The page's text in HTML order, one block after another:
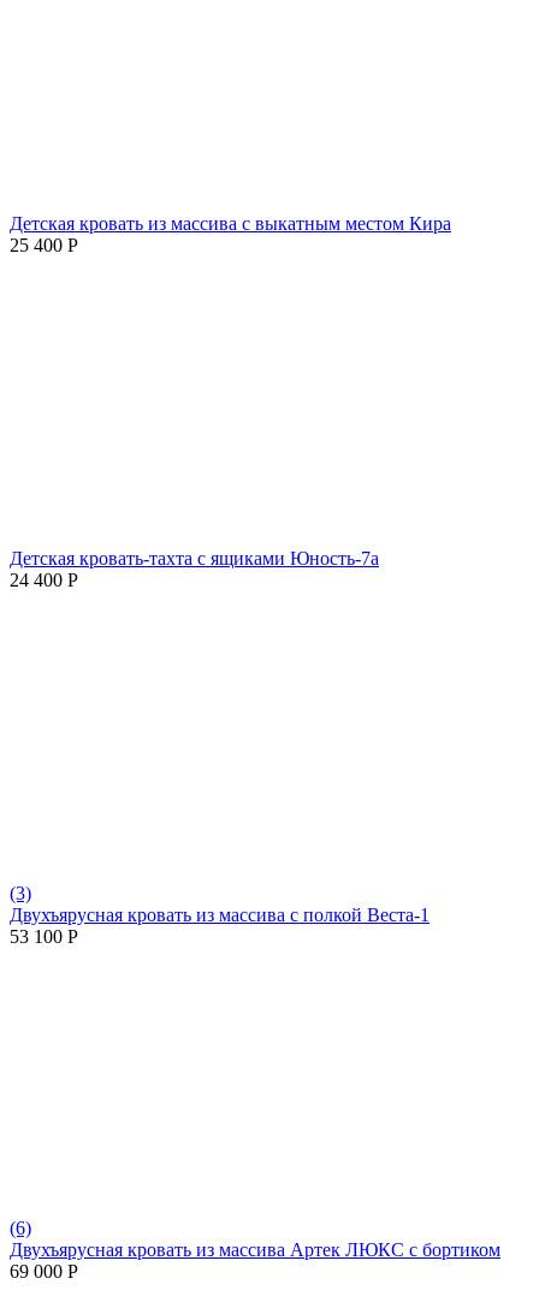
Детская кровать из массива с выкатным местом Кира
25 400 Р
Детская кровать-тахта с ящиками Юность-7а
24 400 Р
(3)
Двухъярусная кровать из массива с полкой Веста-1
53 100 Р
(6)
Двухъярусная кровать из массива Артек ЛЮКС с бортиком
69 000 Р